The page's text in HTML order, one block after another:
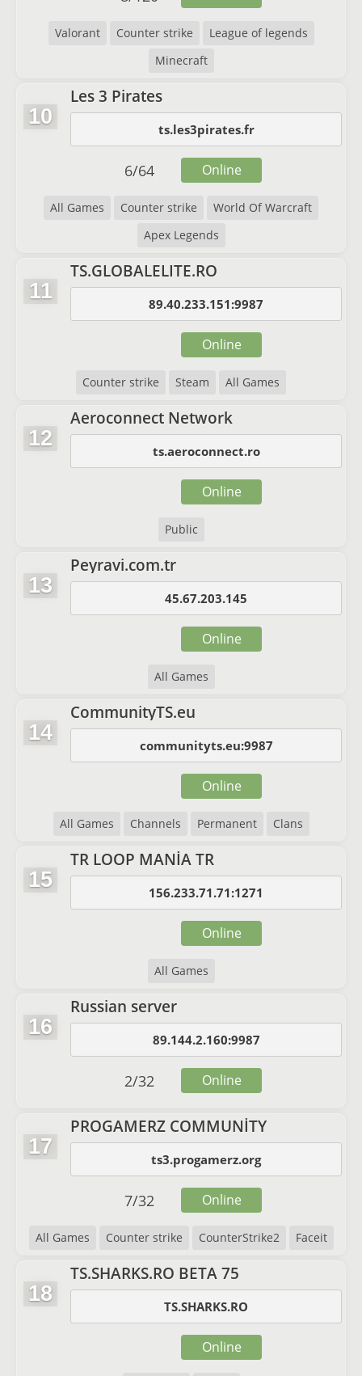
Valorant Counter strike
League of legends
Minecraft
10
Les 3 Pirates
ts.les3pirates.fr
All Games Counter strike
World Of Warcraft
Apex Legends
6/64 Online
11
TS.GLOBALELITE.RO
89.40.233.151:9987
Counter strike Steam All Games
Online
12
Aeroconnect Network
ts.aeroconnect.ro
Public
Online
13
Peyravi.com.tr
45.67.203.145
All Games
Online
14
CommunityTS.eu
communityts.eu:9987
All Games Channels Permanent Clans
Online
15
TR LOOP MANİA TR
156.233.71.71:1271
All Games
Online
16
Russian server
89.144.2.160:9987
2/32 Online
17
PROGAMERZ COMMUNİTY
ts3.progamerz.org
All Games Counter strike CounterStrike2 Faceit
7/32 Online
18
TS.SHARKS.RO BETA 75
TS.SHARKS.RO
Online